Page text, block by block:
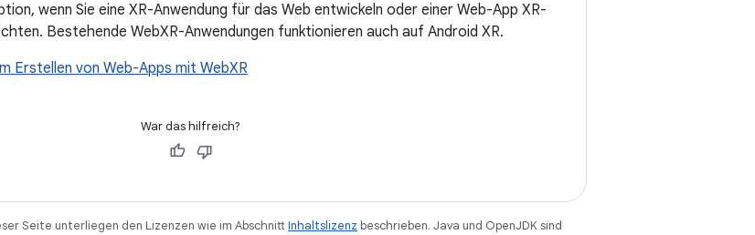
wenn Sie eine XR-Anwendung für das Web entwickeln oder einer Web-App XR-
Bestehende WebXR-Anwendungen funktionieren auch auf Android XR.
Erstellen von Web-Apps mit WebXR
War das hilfreich?
Seite unterliegen den Lizenzen wie im AbschnittInhaltslizenz beschrieben. Java und OpenJDK sind